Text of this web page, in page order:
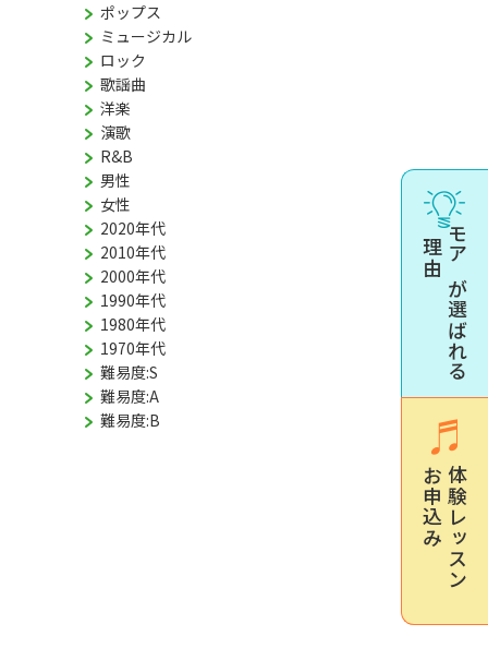
ポップス
ミュージカル
ロック
歌謡曲
洋楽
演歌
R&B
男性
女性
2020年代
2010年代
2000年代
1990年代
1980年代
1970年代
難易度:S
難易度:A
難易度:B
モアが選ばれる
理由
体験レッスン
お申込み